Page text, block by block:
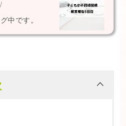
中です。